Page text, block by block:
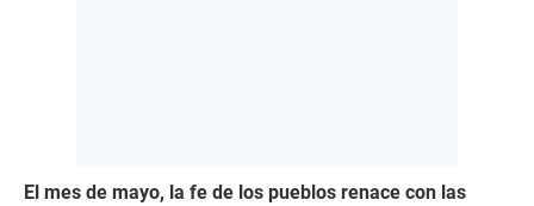
El mes de mayo, la fe de los pueblos renace con las